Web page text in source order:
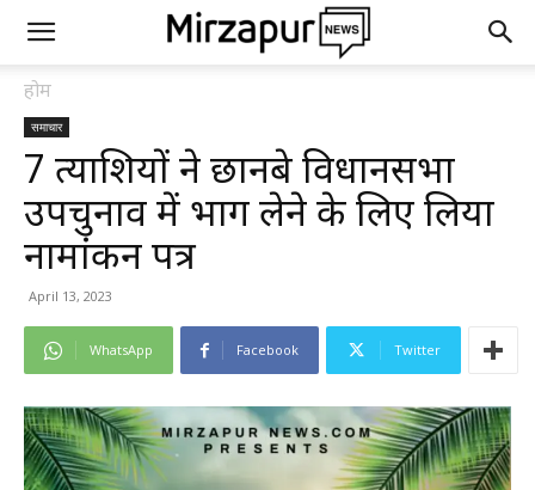
होम
समाचार
7 प्रत्याशियों ने छानबे विधानसभा
उपचुनाव में भाग लेने के लिए लिया
नामांकन पत्र
April 13, 2023
WhatsApp Facebook Twitter